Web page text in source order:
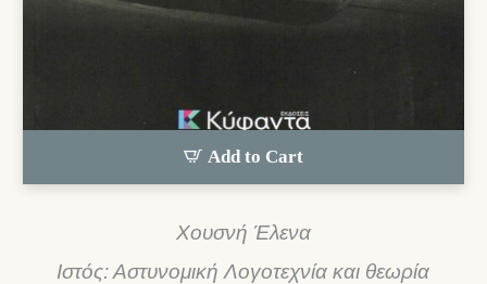
Add to Cart
Χουσνή Έλενα
Ιστός: Αστυνομική Λογοτεχνία και θεωρία